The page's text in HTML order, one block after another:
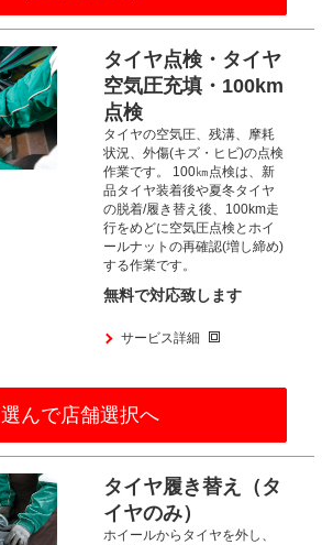
タイヤ点検・タイヤ
空気圧充填・100km
点検
タイヤの空気圧、残溝、摩耗
状況、外傷(キズ・ヒビ)の点検
作業です。
100㎞点検は、新
品タイヤ装着後や夏冬タイヤ
の脱着/履き替え後、100km走
行をめどに空気圧点検とホイ
ールナットの再確認(増し締め)
する作業です。​
無料で対応致します
サービス詳細
選んで店舗選択へ
タイヤ履き替え（タ
イヤのみ）
ホイールからタイヤを外し、